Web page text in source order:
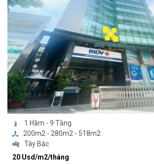
1 Hầm - 9 Tầng
200m2 - 280m2 - 518m2
Tây Bắc
20 Usd/m2/tháng